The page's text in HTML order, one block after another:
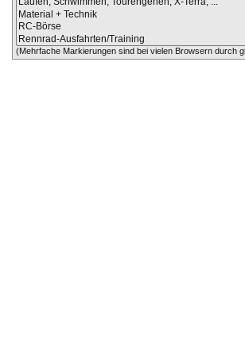
(Mehrfache Markierungen sind bei vielen Browsern durch